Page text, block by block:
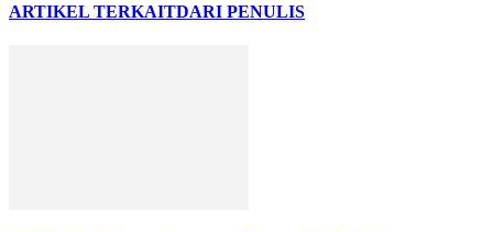
ARTIKEL TERKAITDARI PENULIS